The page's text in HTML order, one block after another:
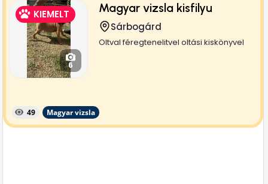
KIEMELT
6
Magyar vizsla kisfilyu
Sárbogárd
Oltval féregtenelitvel oltási kiskönyvel
49 Magyar vizsla